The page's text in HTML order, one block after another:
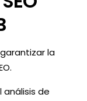
la
análisis de